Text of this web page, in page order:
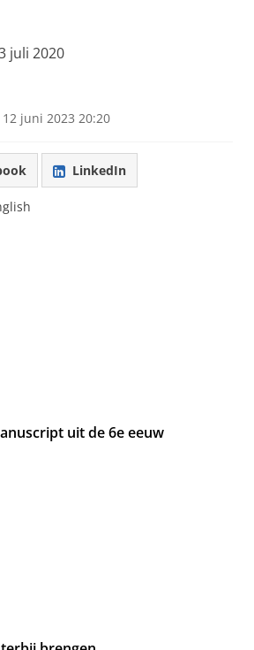
juli 2020
12 juni 2023 20:20
LinkedIn
uit de 6e eeuw